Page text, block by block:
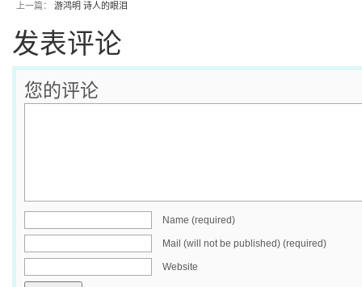
上一篇： 游鸿明 诗人的眼泪
发表评论
您的评论
Name (required)
Mail (will not be published) (required)
Website